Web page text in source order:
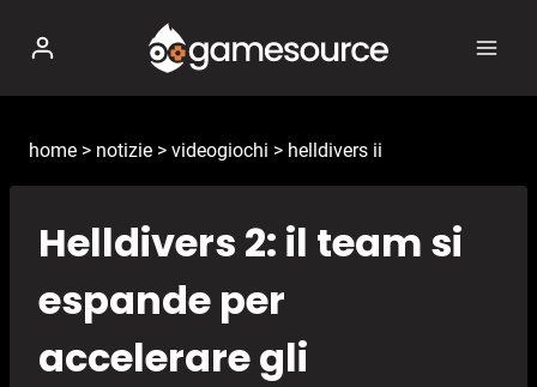
contenuto
home > notizie > videogiochi > helldivers ii
Helldivers 2: il team si
espande per
accelerare gli